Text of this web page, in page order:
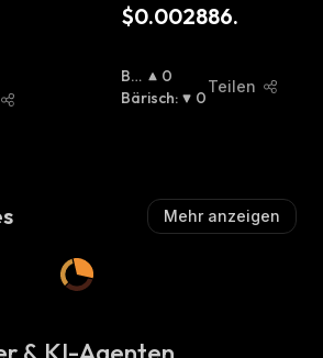
$0.002886.
Bul
Lisc
0
Bärisch: 0
Teilen
Mehr anzeigen